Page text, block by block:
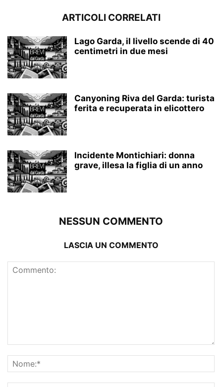
ARTICOLI CORRELATI
Lago Garda, il livello scende di 40
centimetri in due mesi
Canyoning Riva del Garda: turista
ferita e recuperata in elicottero
Incidente Montichiari: donna
grave, illesa la figlia di un anno
NESSUN COMMENTO
LASCIA UN COMMENTO